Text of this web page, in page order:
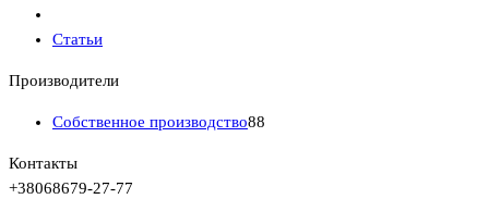
Статьи
Производители
Собственное производство88
Контакты
+38068679-27-77